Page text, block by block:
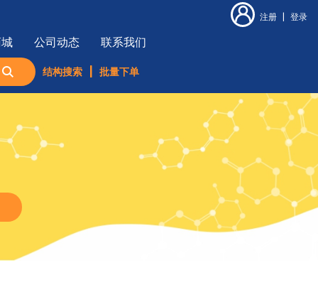
注册 登录
公司动态 联系我们
结构搜索 批量下单